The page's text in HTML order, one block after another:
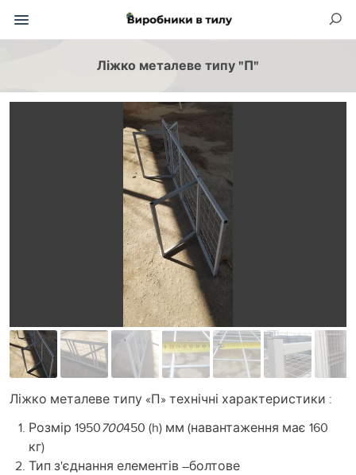
Ліжко металеве типу "П"
Ліжко металеве типу «П» технічні характеристики :
Розмір 1950700450 (h) мм (навантаження має 160
кг)
Тип з'єднання елементів –болтове